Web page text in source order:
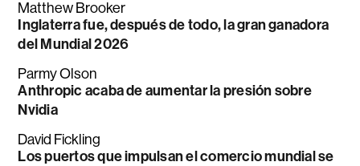
Matthew Brooker
Inglaterra fue, después de todo, la gran ganadora
del Mundial 2026
Parmy Olson
Anthropic acaba de aumentar la presión sobre
Nvidia
David Fickling
Los puertos que impulsan el comercio mundial se